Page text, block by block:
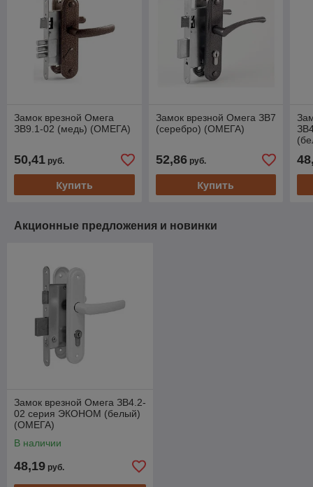
Замок врезной Омега
ЗВ9.1-02 (медь) (ОМЕГА)
50,41 руб.
Купить
Замок врезной Омега ЗВ7
(серебро) (ОМЕГА)
52,86руб.
Купить
Акционные предложения и новинки
Замок врезной Омега ЗВ4.2-
02 серия ЭКОНОМ (белый)
(ОМЕГА)
В наличии
48,19 руб.